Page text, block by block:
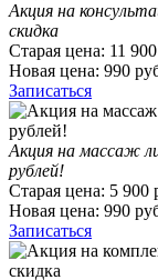
Акция на
скидка
Старая цена: 11 900
Новая цена: 990
Записаться
Акция на массаж
рублей!
Старая цена: 5 900
Новая цена: 990
Записаться